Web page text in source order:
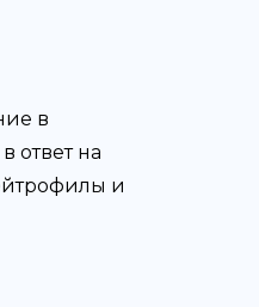
в
ответ на
и